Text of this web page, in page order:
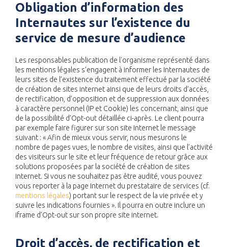
Obligation d’information des
Internautes sur l’existence du
service de mesure d’audience
Les responsables publication de l'organisme représenté dans
les mentions légales s’engagent à informer les Internautes de
leurs sites de l’existence du traitement effectué par la société
de création de sites internet ainsi que de leurs droits d’accès,
de rectification, d’opposition et de suppression aux données
à caractère personnel (IP et Cookie) les concernant, ainsi que
de la possibilité d’Opt-out détaillée ci-après. Le client pourra
par exemple faire figurer sur son site Internet le message
suivant : « Afin de mieux vous servir, nous mesurons le
nombre de pages vues, le nombre de visites, ainsi que l’activité
des visiteurs sur le site et leur fréquence de retour grâce aux
solutions proposées par la société de création de sites
internet. Si vous ne souhaitez pas être audité, vous pouvez
vous reporter à la page Internet du prestataire de services (cf.
mentions légales) portant sur le respect de la vie privée et y
suivre les indications fournies ». Il pourra en outre inclure un
iframe d’Opt-out sur son propre site internet.
Droit d’accès, de rectification et